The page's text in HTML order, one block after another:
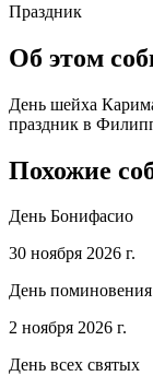
Праздник
Об этом
День шейха
праздник в
Похожие
День Бонифасио
30 ноября 2026 г.
День
2 ноября 2026 г.
День всех святых